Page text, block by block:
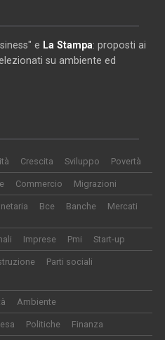
e La Stampa: proposti ai
su ambiente ed
Crescita Sviluppo Povertà
Commercio Migrazioni
Bce Banche Mercati
Imprese Pmi Start-up
Parti sociali
Ambiente
Politiche Finanza